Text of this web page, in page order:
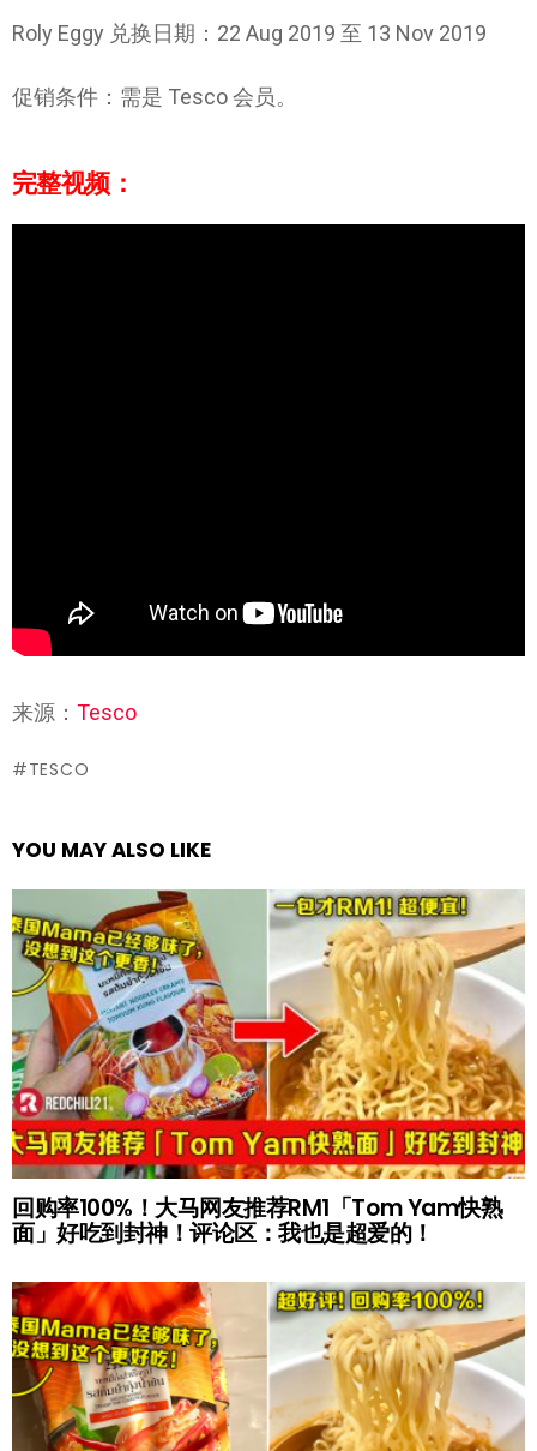
Roly Eggy 兑换日期：22 Aug 2019 至 13 Nov 2019
促销条件：需是 Tesco 会员。
完整视频：
来源： Tesco
TESCO
YOU MAY ALSO LIKE
回购率100%！大马网友推荐RM1「Tom Yam快熟
面」好吃到封神！评论区：我也是超爱的！